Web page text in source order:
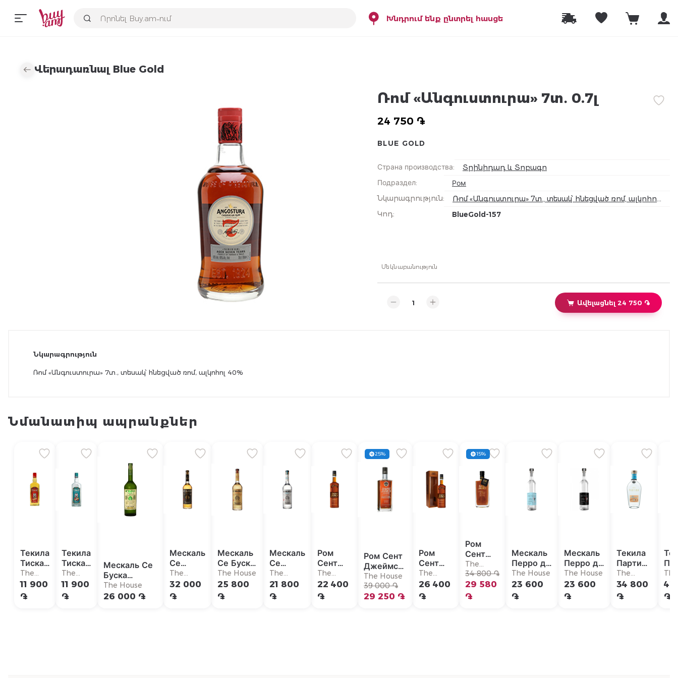
Խնդրում ենք ընտրել հասցե
Վերադառնալ Blue Gold
Ռոմ «Անգուստուրա» 7տ․ 0.7լ
24 750 ֏
BLUE GOLD
Страна производства:
Տրինիդադ և Տոբագո
Подраздел:
Ром
Նկարագրություն:
Ռոմ «Անգուստուրա» 7տ., տեսակ՝ հնեցված ռոմ, ալկոհոլ
Կոդ: BlueGold-157
Մեկնաբանություն
Ավելացնել 24 750 ֏
Նկարագրություն
Ռոմ «Անգուստուրա» 7տ., տեսակ՝ հնեցված ռոմ, ալկոհոլ 40%
Նմանատիպ ապրանքներ
Текила
Тискас
Голд
The
House
11 900
֏
Текила
Тискас
Бианко
The
House
11 900
֏
Мескаль Се
Буска
Мадрекуише
The House
26 000 ֏
Мескаль
Се
Буска
Аньехо
The
House
32 000
֏
Мескаль
Се Буска
Репосадо
The House
25 800
֏
Мескаль
Се
Буска
Ховен
The
House
21 800
֏
Ром
Сент
Джеймс
Вьё
The
House
22 400
֏
25%
Ром Сент
Джеймс
Миллезим
2001
The House
39 000 ֏
29 250 ֏
Ром
Сент
Джеймс
Вьё
The
House
26 400
֏
15%
Ром
Сент
Джеймс
Кюве
1765
The
House
34 800 ֏
29 580
֏
Мескаль
Перро де
Сан Хуан
Эспандин
Блю
The House
23 600
֏
Мескаль
Перро де
Сан Хуан
Эспандин
Блек
The House
23 600
֏
Текила
Партида
Бланко
The
House
34 800
֏
The
42
֏